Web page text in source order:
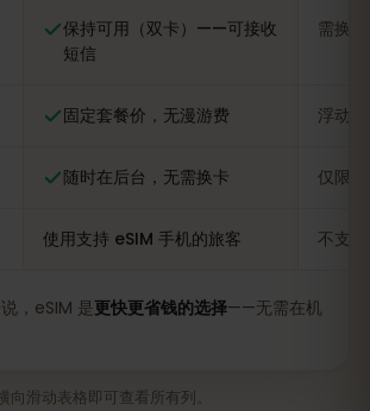
保持可用（双卡）——可接收
短信
需换
固定套餐价，无漫游费 浮动
随时在后台，无需换卡 仅限
使用支持 eSIM 手机的旅客 不支
，eSIM 是更快更省钱的选择——无需在机
向滑动表格即可查看所有列。